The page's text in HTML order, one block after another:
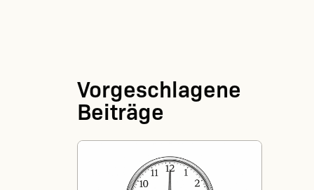
Vorgeschlagene
Beiträge